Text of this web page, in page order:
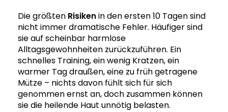
Die größten Risikenin den ersten 10 Tagen sind
nicht immer dramatische Fehler. Häufiger sind
sie auf scheinbar harmlose
Alltagsgewohnheiten zurückzuführen. Ein
schnelles Training, ein wenig Kratzen, ein
warmer Tag draußen, eine zu früh getragene
Mütze – nichts davon fühlt sich für sich
genommen ernst an, doch zusammen können
sie die heilende Haut unnötig belasten.